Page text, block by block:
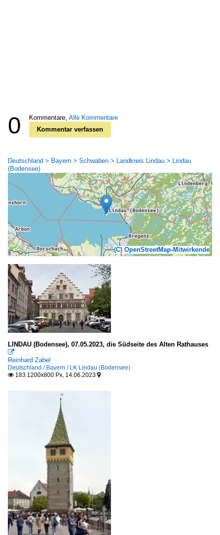
0 Kommentare, Alle Kommentare
Kommentar verfassen
Deutschland > Bayern > Schwaben > Landkreis Lindau > Lindau
(Bodensee)
(C) OpenStreetMap-Mitwirkende
LINDAU (Bodensee), 07.05.2023, die Südseite des Alten Rathauses

Reinhard Zabel
Deutschland / Bayern / LK Lindau (Bodensee)
 183 1200x800 Px, 14.06.2023 